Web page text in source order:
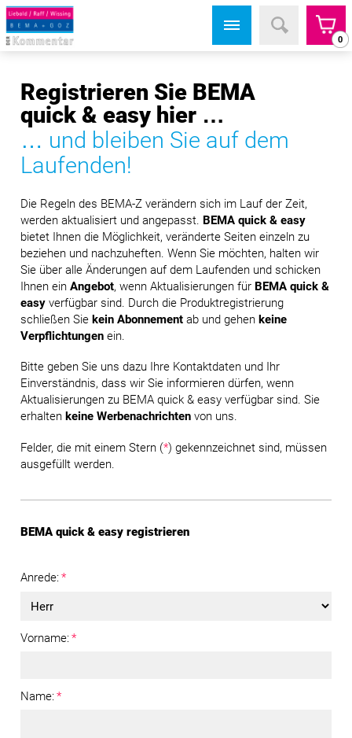
0
Registrieren Sie BEMA
quick & easy hier …
… und bleiben Sie auf dem
Laufenden!
Die Regeln des BEMA-Z verändern sich im Lauf der Zeit,
werden aktualisiert und angepasst. BEMA quick & easy
bietet Ihnen die Möglichkeit, veränderte Seiten einzeln zu
beziehen und nachzuheften. Wenn Sie möchten, halten wir
Sie über alle Änderungen auf dem Laufenden und schicken
Ihnen einAngebot, wenn Aktualisierungen für BEMA quick &
easy verfügbar sind. Durch die Produktregistrierung
schließen Siekein Abonnement ab und gehenkeine
Verpflichtungen ein.
Bitte geben Sie uns dazu Ihre Kontaktdaten und Ihr
Einverständnis, dass wir Sie informieren dürfen, wenn
Aktualisierungen zu BEMA quick & easy verfügbar sind. Sie
erhalten keine Werbenachrichten von uns.
Felder, die mit einem Stern (*) gekennzeichnet sind, müssen
ausgefüllt werden.
BEMA quick & easy registrieren
Anrede: *
Vorname: *
Name: *